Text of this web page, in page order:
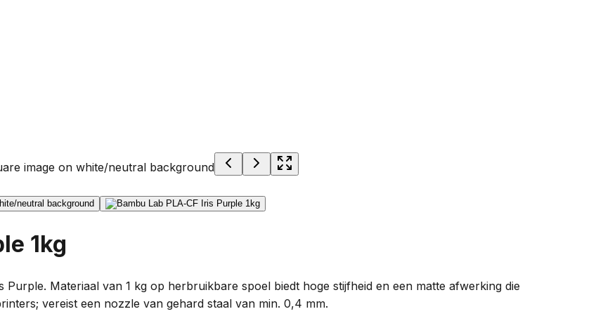
1kg
Materiaal van 1 kg op herbruikbare spoel biedt hoge stijfheid en een matte afwerking die
vereist een nozzle van gehard staal van min. 0,4 mm.